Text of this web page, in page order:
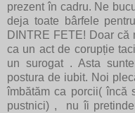
prezent în cadru. Ne
deja toate bârfele
DINTRE FETE! Doar că
ca un act de corupție
un surogat . Asta
postura de iubit. Noi
îmbătăm ca porcii( încă
pustnici) , nu îi